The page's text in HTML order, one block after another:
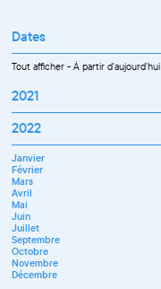
Dates
Tout afficher-À partir d'aujourd'hui
2021
Septembre
Novembre
Décembre
2022
Janvier
Février
Mars
Avril
Mai
Juin
Juillet
Septembre
Octobre
Novembre
Décembre